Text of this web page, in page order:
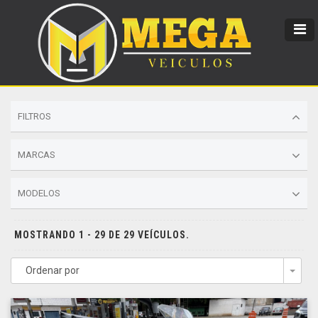
FILTROS
MARCAS
MODELOS
MOSTRANDO 1 - 29 DE 29 VEÍCULOS.
Ordenar por